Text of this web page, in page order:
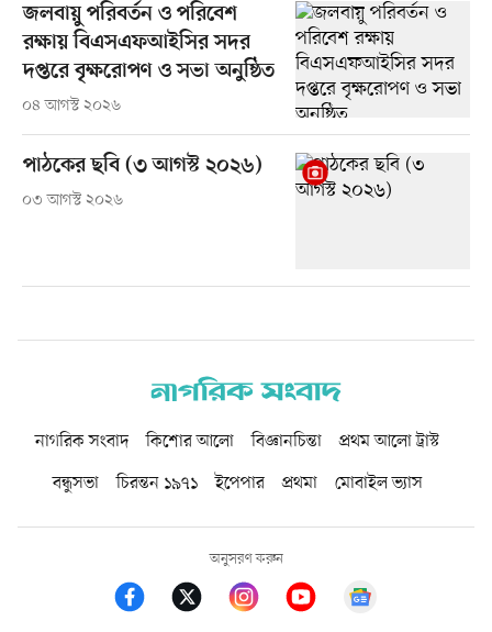
জলবায়ু পরিবর্তন ও পরিবেশ
রক্ষায় বিএসএফআইসির সদর
দপ্তরে বৃক্ষরোপণ ও সভা অনুষ্ঠিত
০৪ আগস্ট ২০২৬
পাঠকের ছবি (৩ আগস্ট ২০২৬)
০৩ আগস্ট ২০২৬
নাগরিক সংবাদ কিশোর আলো বিজ্ঞানচিন্তা
প্রথম আলো ট্রাস্ট
বন্ধুসভা
চিরন্তন ১৯৭১ ইপেপার প্রথমা মোবাইল ভ্যাস
অনুসরণ করুন